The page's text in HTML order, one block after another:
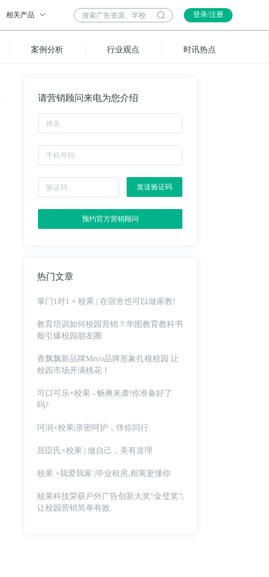
相关产品 登录/注册
案例分析 行业观点 时讯热点
请营销顾问来电为您介绍
发送验证码
预约官方营销顾问
热门文章
掌门1对1 × 校果 | 在宿舍也可以做家教!
教育培训如何校园营销？华图教育教科书
般引爆校园朋友圈
香飘飘新品牌Meco品牌形象扎根校园 让
校园市场开满桃花！
可口可乐×校果 - 畅爽来袭!你准备好了
吗?
珂润×校果|亲密呵护，伴你同行
屈臣氏×校果 | 做自己，美有道理
校果 ×我爱我家 |毕业租房,相寓更懂你
校果科技荣获户外广告创新大奖“金璧奖”|
让校园营销简单有效